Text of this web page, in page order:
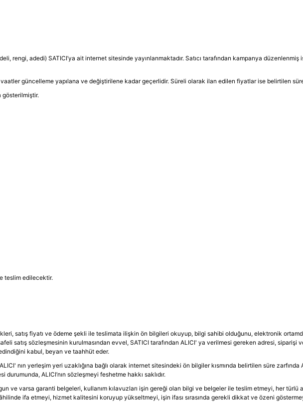
rengi, adedi) SATICI’ya ait internet sitesinde yayınlanmaktadır. Satıcı tarafından kampanya
güncelleme yapılana ve değiştirilene kadar geçerlidir. Süreli olarak ilan edilen fiyatlar ise belirtilen
gösterilmiştir.
teslim edilecektir.
satış fiyatı ve ödeme şekli ile teslimata ilişkin ön bilgileri okuyup, bilgi sahibi olduğunu, elektronik
satış sözleşmesinin kurulmasından evvel, SATICI tarafından ALICI' ya verilmesi gereken adresi,
kabul, beyan ve taahhüt eder.
nın yerleşim yeri uzaklığına bağlı olarak internet sitesindeki ön bilgiler kısmında belirtilen süre zarfında
ALICI’nın sözleşmeyi feshetme hakkı saklıdır.
ve varsa garanti belgeleri, kullanım kılavuzları işin gereği olan bilgi ve belgeler ile teslim etmeyi, her
ifa etmeyi, hizmet kalitesini koruyup yükseltmeyi, işin ifası sırasında gerekli dikkat ve özeni